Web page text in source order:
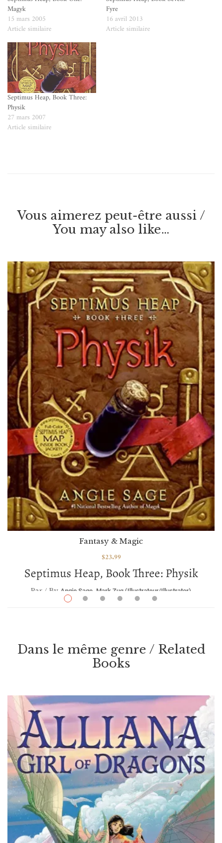
Magyk
15 mars 2005
Article similaire
Fyre
16 avril 2013
Article similaire
Septimus Heap, Book Three:
Physik
27 mars 2007
Article similaire
Vous aimerez peut-être aussi /
You may also like…
Septimus Heap, Book Three: Physik
Fantasy & Magic
$23.99
Par / By Angie Sage Mark Zug (illustrateur/illustrator)
Dans le même genre / Related
Books